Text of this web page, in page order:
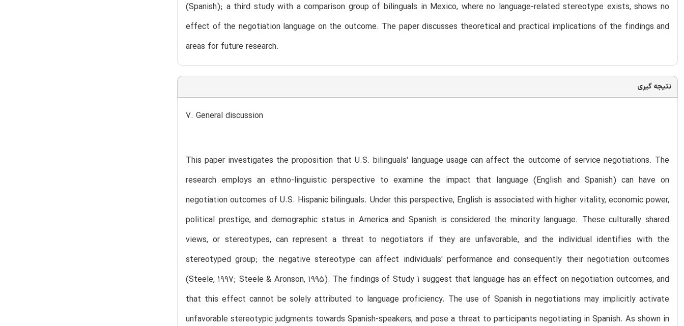
(Spanish); a third study with a comparison group of bilinguals in Mexico, where no language-related stereotype exists, shows no
effect of the negotiation language on the outcome. The paper discusses theoretical and practical implications of the findings and
areas for future research.
نتیجه گیری
7. General discussion
This paper investigates the proposition that U.S. bilinguals' language usage can affect the outcome of service negotiations. The
research employs an ethno-linguistic perspective to examine the impact that language (English and Spanish) can have on
negotiation outcomes of U.S. Hispanic bilinguals. Under this perspective, English is associated with higher vitality, economic power,
political prestige, and demographic status in America and Spanish is considered the minority language. These culturally shared
views, or stereotypes, can represent a threat to negotiators if they are unfavorable, and the individual identifies with the
stereotyped group; the negative stereotype can affect individuals' performance and consequently their negotiation outcomes
(Steele, 1997; Steele & Aronson, 1995). The findings of Study 1 suggest that language has an effect on negotiation outcomes, and
that this effect cannot be solely attributed to language proficiency. The use of Spanish in negotiations may implicitly activate
unfavorable stereotypic judgments towards Spanish-speakers, and pose a threat to participants negotiating in Spanish. As shown in